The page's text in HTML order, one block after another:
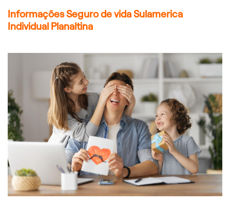
Informações Seguro de vida Sulamerica
Individual Planaltina